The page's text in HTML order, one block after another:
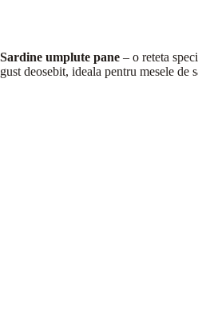
Sardine umplute pane – o reteta
gust deosebit, ideala pentru mesele de